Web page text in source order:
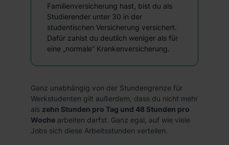
Familienversicherung hast, bist du als
Studierender unter 30 in der
studentischen Versicherung versichert.
Dafür zahlst du deutlich weniger als für
eine „normale“ Krankenversicherung.
Ganz unabhängig von der Stundengrenze für
Werkstudenten gilt außerdem, dass du nicht mehr
als zehn Stunden pro Tag und 48 Stunden pro
Woche arbeiten darfst. Ganz egal, auf wie viele
Jobs sich diese Arbeitsstunden verteilen.